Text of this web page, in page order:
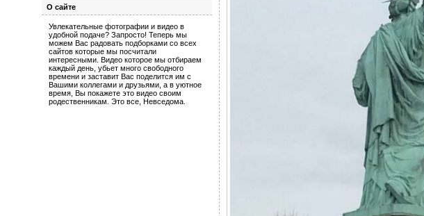
О сайте
Увлекательные фотографии и видео в
удобной подаче? Запросто! Теперь мы
можем Вас радовать подборками со всех
сайтов которые мы посчитали
интересными. Видео которое мы отбираем
каждый день, убьет много свободного
времени и заставит Вас поделится им с
Вашими коллегами и друзьями, а в уютное
время, Вы покажете это видео своим
родественникам. Это все, Невседома.